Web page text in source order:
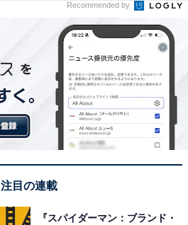
Recommended by
注目の連載
『スパイダーマン：ブランド・